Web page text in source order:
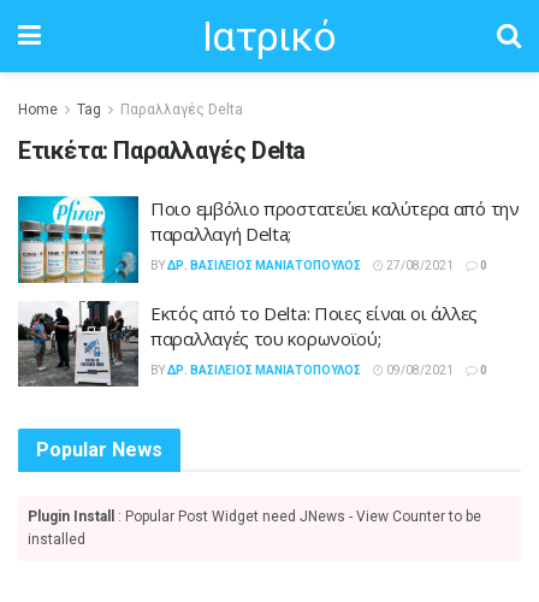
Ιατρικό
Home Tag Παραλλαγές Delta
Ετικέτα: Παραλλαγές Delta
Ποιο εμβόλιο προστατεύει καλύτερα από την
παραλλαγή Delta;
BYΔΡ. ΒΑΣΊΛΕΙΟΣ ΜΑΝΙΑΤΌΠΟΥΛΟΣ 27/08/2021 0
Εκτός από το Delta: Ποιες είναι οι άλλες
παραλλαγές του κορωνοϊού;
BYΔΡ. ΒΑΣΊΛΕΙΟΣ ΜΑΝΙΑΤΌΠΟΥΛΟΣ 09/08/2021 0
Popular News
Plugin Install
: Popular Post Widget need JNews - View Counter to be
installed